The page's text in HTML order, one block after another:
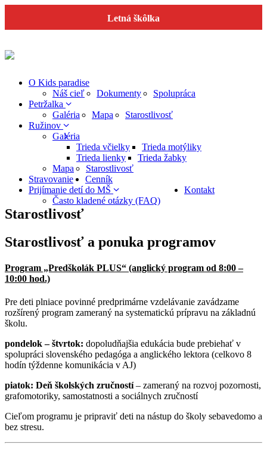
Letná škôlka
O Kids paradise
Náš cieľ
Dokumenty
Spolupráca
Petržalka
Galéria
Mapa
Starostlivosť
Ružinov
Galéria
Trieda včielky
Trieda motýliky
Trieda lienky
Trieda žabky
Mapa
Starostlivosť
Stravovanie
Cenník
Prijímanie detí do MŠ
Často kladené otázky (FAQ)
Kontakt
Starostlivosť
Starostlivosť a ponuka programov
Program „Predškolák PLUS“ (anglický program od 8:00 –
10:00 hod.)
Pre deti plniace povinné predprimárne vzdelávanie zavádzame
rozšírený program zameraný na systematickú prípravu na základnú
školu.
pondelok – štvrtok: dopoludňajšia edukácia bude prebiehať v
spolupráci slovenského pedagóga a anglického lektora (celkovo 8
hodín týždenne komunikácia v AJ)
piatok: Deň školských zručností– zameraný na rozvoj pozornosti,
grafomotoriky, samostatnosti a sociálnych zručností
Cieľom programu je pripraviť deti na nástup do školy sebavedomo a
bez stresu.